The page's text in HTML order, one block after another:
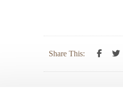
Share This: